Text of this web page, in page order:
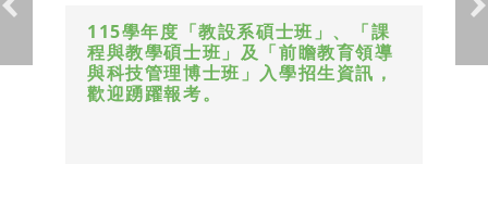
115學年度「教設系碩士班」、「課
程與教學碩士班」及「前瞻教育領導
與科技管理博士班」入學招生資訊，
歡迎踴躍報考。